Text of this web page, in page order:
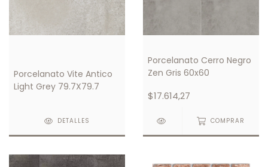
Porcelanato Vite Antico
Light Grey 79.7X79.7
DETALLES
Porcelanato Cerro Negro
Zen Gris 60x60
$17.614,27
COMPRAR